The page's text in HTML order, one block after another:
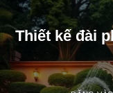
Thiết kế đài